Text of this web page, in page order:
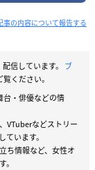
事の内容について報告する
信しています。 ブ
ください。
台・俳優などの情
VTuberなどストリー
います。
ち情報など、女性オ